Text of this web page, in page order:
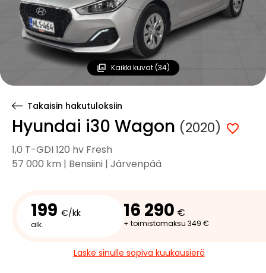
Kaikki kuvat (34)
Takaisin hakutuloksiin
Hyundai i30 Wagon (2020)
1,0 T-GDI 120 hv Fresh
57 000 km | Bensiini | Järvenpää
199 €/kk
alk.
16 290 €
+ toimistomaksu 349 €
Laske sinulle sopiva kuukausierä